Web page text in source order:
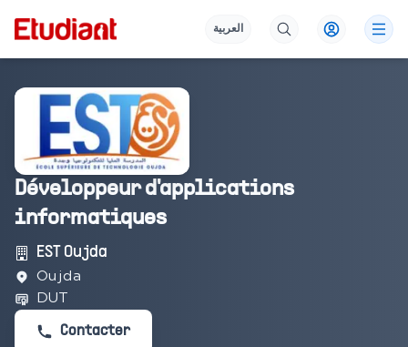
العربية
Développeur d'applications
informatiques
EST Oujda
Oujda
DUT
Contacter